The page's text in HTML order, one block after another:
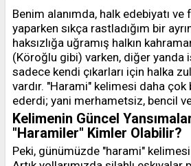
Benim alanımda, halk edebiyatı ve
yaparken sıkça rastladığım bir
haksızlığa uğramış halkın
(Köroğlu gibi) varken, diğer yanda
sadece kendi çıkarları için halka
vardır. "Harami" kelimesi daha
ederdi; yani merhametsiz, bencil
Kelimenin Güncel
"Haramiler" Kimler Olabilir?
Peki, günümüzde "harami"